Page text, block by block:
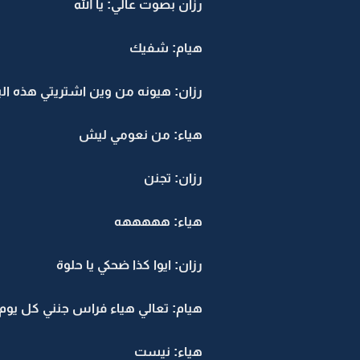
رزان بصوت عالي: يا الله
هيام: شفيك
رزان: هيونه من وين اشتريتي هذه
هياء: من نعومي ليش
رزان: تجنن
هياء: هههههه
رزان: ايوا كذا ضحكي يا حلوة
هيام: تعالي هياء فراس جنني كل
هياء: نيست